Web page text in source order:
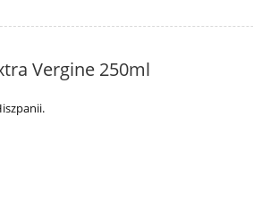
Vergine 250ml